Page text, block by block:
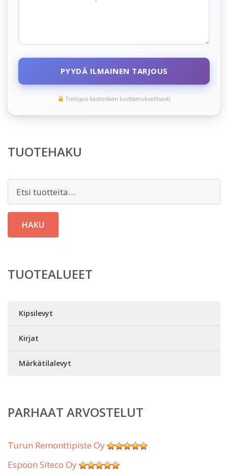
PYYDÄ ILMAINEN TARJOUS
Tietojasi käsitellään luottamuksellisesti
TUOTEHAKU
HAKU
TUOTEALUEET
Kipsilevyt
Kirjat
Märkätilalevyt
PARHAAT ARVOSTELUT
Turun Remonttipiste Oy
Espoon Siteco Oy